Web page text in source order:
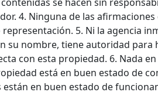
4. Ninguna de las
5. Ni la agencia
su nombre, tiene autoridad
con esta propiedad. 6. Nada
está en buen estado de
en buen estado de